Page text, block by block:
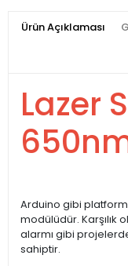
Ürün Açıklaması
Lazer
Arduino gibi
modülüdür. Karşılık
alarmı gibi
sahiptir.